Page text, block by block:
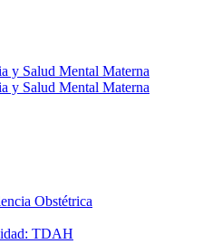
y Salud Mental Materna
y Salud Mental Materna
Obstétrica
TDAH